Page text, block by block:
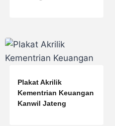
Plakat Akrilik
Kementrian Keuangan
Kanwil Jateng